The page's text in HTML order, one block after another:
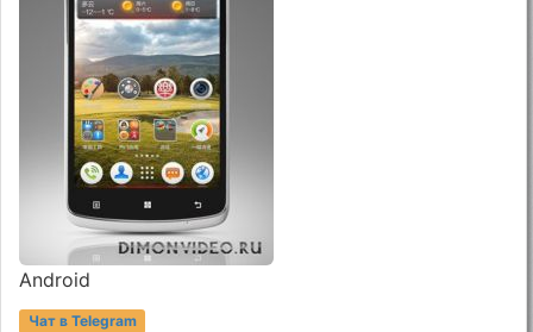
Android
Чат в Telegram